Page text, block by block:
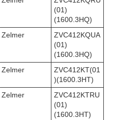
(01)
(1600.3HQ)
Zelmer
ZVC412KQUA
(01)
(1600.3HQ)
Zelmer
ZVC412KT(01
)(1600.3HT)
Zelmer
ZVC412KTRU
(01)
(1600.3HT)